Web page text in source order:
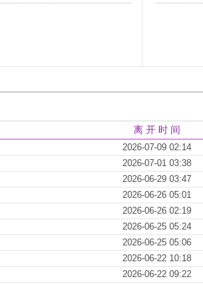
离 开 时 间
2026-07-09 02:14
2026-07-01 03:38
2026-06-29 03:47
2026-06-26 05:01
2026-06-26 02:19
2026-06-25 05:24
2026-06-25 05:06
2026-06-22 10:18
2026-06-22 09:22